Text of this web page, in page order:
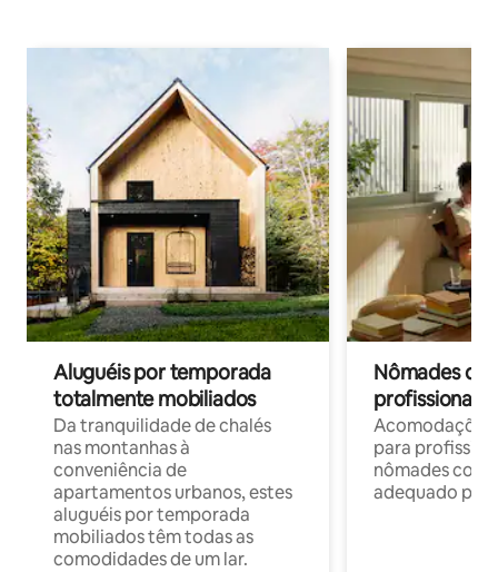
Aluguéis por temporada
totalmente mobiliados
Da tranquilidade de chalés
nas montanhas à
conveniência de
apartamentos urbanos, estes
aluguéis por temporada
mobiliados têm todas as
comodidades de um lar.
Nômades
profissionais
para
nômades com
adequado